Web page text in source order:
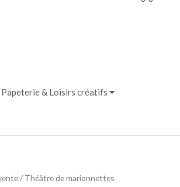
Papeterie & Loisirs créatifs
/ Théâtre de marionnettes